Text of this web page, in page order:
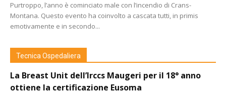
Purtroppo, l’anno è cominciato male con l’incendio di Crans-
Montana. Questo evento ha coinvolto a cascata tutti, in primis
emotivamente e in secondo...
Tecnica Ospedaliera
La Breast Unit dell’Irccs Maugeri per il 18° anno
ottiene la certificazione Eusoma